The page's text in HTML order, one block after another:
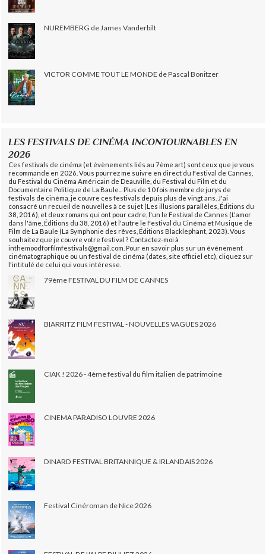
NUREMBERG de James Vanderbilt
VICTOR COMME TOUT LE MONDE de Pascal Bonitzer
LES FESTIVALS DE CINÉMA INCONTOURNABLES EN
2026
Ces festivals de cinéma (et évènements liés au 7ème art) sont ceux que je vous
recommande en 2026. Vous pourrez me suivre en direct du Festival de Cannes,
du Festival du Cinéma Américain de Deauville, du Festival du Film et du
Documentaire Politique de La Baule... Plus de 10 fois membre de jurys de
festivals de cinéma, je couvre ces festivals depuis plus de vingt ans. J'ai
consacré un recueil de nouvelles à ce sujet (Les illusions parallèles, Éditions du
38, 2016), et deux romans qui ont pour cadre, l'un le Festival de Cannes (L'amor
dans l'âme, Éditions du 38, 2016) et l'autre le Festival du Cinéma et Musique de
Film de La Baule (La Symphonie des rêves, Éditions Blacklephant, 2023). Vous
souhaitez que je couvre votre festival ? Contactez-moi à
inthemoodforfilmfestivals@gmail.com. Pour en savoir plus sur un évènement
cinématographique ou un festival de cinéma (dates, site officiel etc), cliquez sur
l'intitulé de celui qui vous intéresse.
79ème FESTIVAL DU FILM DE CANNES
BIARRITZ FILM FESTIVAL - NOUVELLES VAGUES 2026
CIAK ! 2026 - 4ème festival du film italien de patrimoine
CINEMA PARADISO LOUVRE 2026
DINARD FESTIVAL BRITANNIQUE & IRLANDAIS 2026
Festival Cinéroman de Nice 2026